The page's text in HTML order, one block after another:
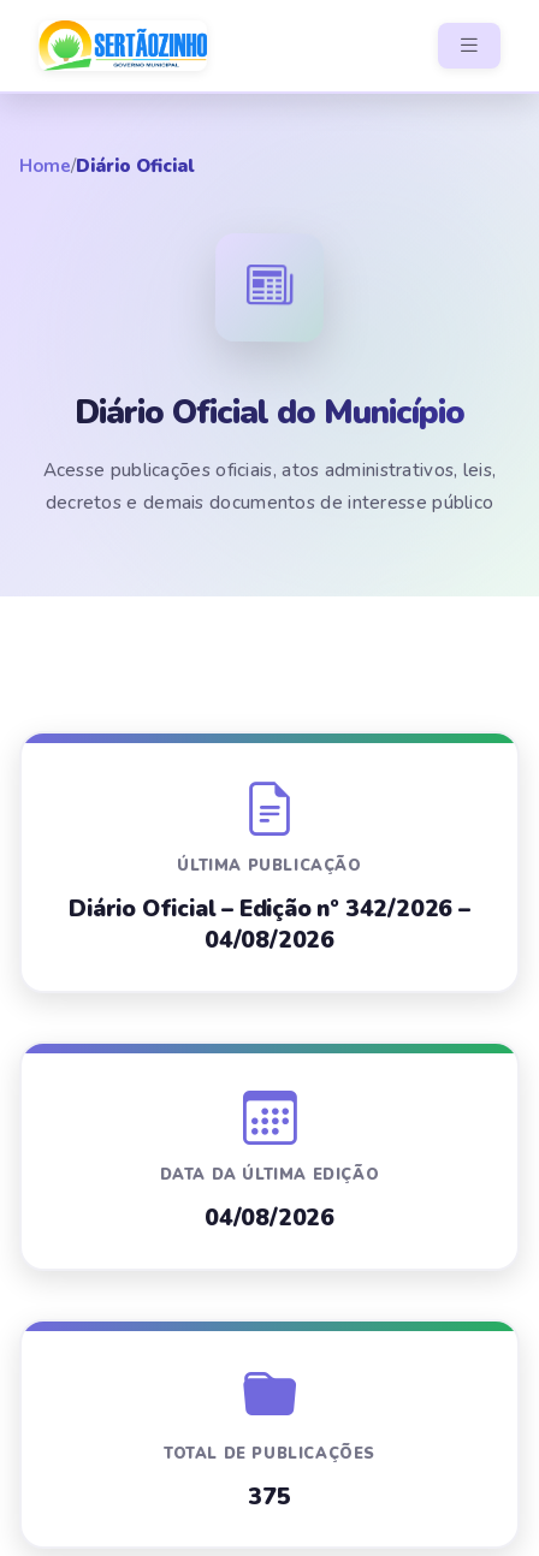
Home/Diário Oficial
Diário Oficial do Município
Acesse publicações oficiais, atos administrativos, leis,
decretos e demais documentos de interesse público
ÚLTIMA PUBLICAÇÃO
Diário Oficial – Edição nº 342/2026 –
04/08/2026
DATA DA ÚLTIMA EDIÇÃO
04/08/2026
TOTAL DE PUBLICAÇÕES
375